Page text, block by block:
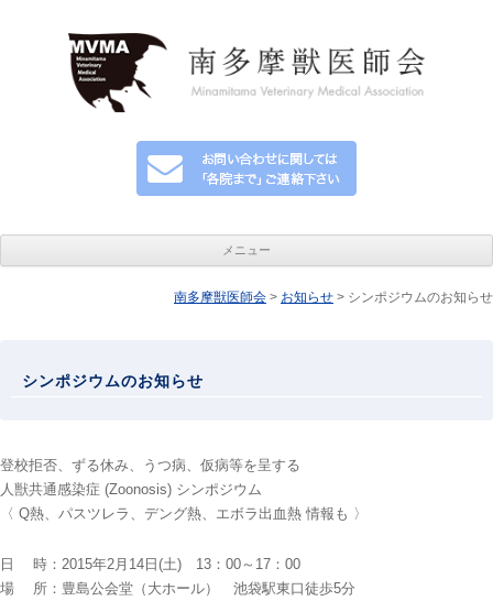
メニュー
コンテンツへ移動
南多摩獣医師会 > お知らせ > シンポジウムのお知らせ
シンポジウムのお知らせ
登校拒否、ずる休み、うつ病、仮病等を呈する
人獣共通感染症 (Zoonosis) シンポジウム
〈 Q熱、パスツレラ、デング熱、エボラ出血熱 情報も 〉
日 時：2015年2月14日(土) 13：00～17：00
場 所：豊島公会堂（大ホール） 池袋駅東口徒歩5分